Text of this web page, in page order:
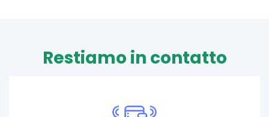
Restiamo in contatto